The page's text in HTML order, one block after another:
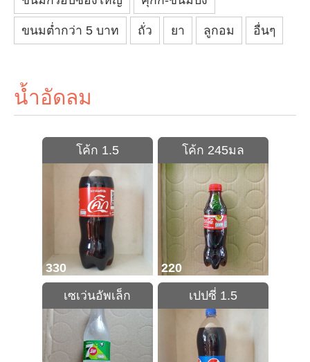
ขนมต่ำกว่า 5 บาท ถั่ว ยา ลูกอม อื่นๆ
น้ำอัดลม
โค้ก 1.5
330
โค้ก 245มล
220
เซเว่นอัพเล็ก
เปปซี่ 1.5